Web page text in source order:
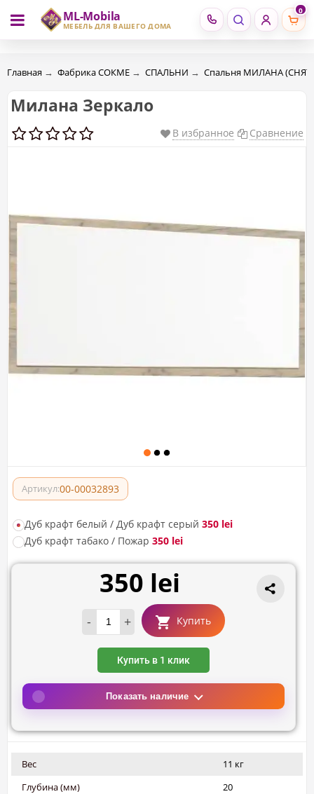
ML-Mobila
МЕБЕЛЬ ДЛЯ ВАШЕГО ДОМА
0
RU RO
Главная → Фабрика СОКМЕ → СПАЛЬНИ → Спальня МИЛАНА
Милана Зеркало
В избранное Сравнение
Артикул:00-00032893
Дуб крафт белый / Дуб крафт серый 350 lei
Дуб крафт табако / Пожар 350 lei
350 lei
- + Купить
Купить в 1 клик
Показать наличие
Вес
11 кг
Глубина (мм)
20